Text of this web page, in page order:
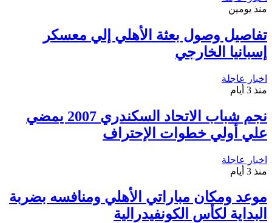
منذ يومين
تفاصيل وصول بعثة الأهلي إلي معسكر
إسبانيا الخارجي
اخبار عاجلة
منذ 3 أيام
نجم شباب الاتحاد السكندري 2007 يمضي
علي أولي خطوات الإحتراف
اخبار عاجلة
منذ 3 أيام
موعد ومكان مباراتي الأهلي ومنافسه بضربة
البداية لكأس الكونفيدرالية